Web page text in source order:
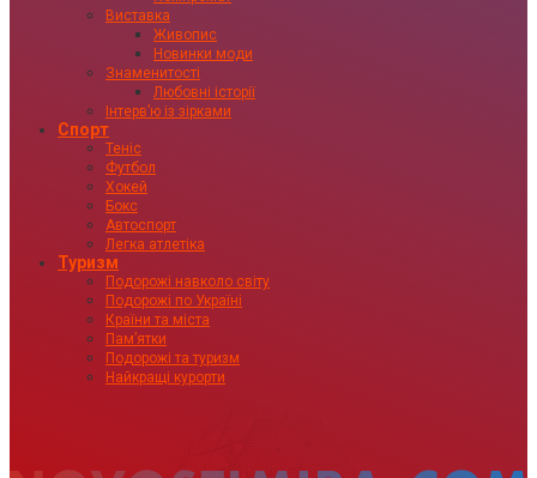
Виставка
Живопис
Новинки моди
Знаменитості
Любовні історії
Інтервʼю із зірками
Спорт
Теніс
Футбол
Хокей
Бокс
Автоспорт
Легка атлетіка
Туризм
Подорожі навколо світу
Подорожі по Україні
Країни та міста
Пам’ятки
Подорожі та туризм
Найкращі курорти